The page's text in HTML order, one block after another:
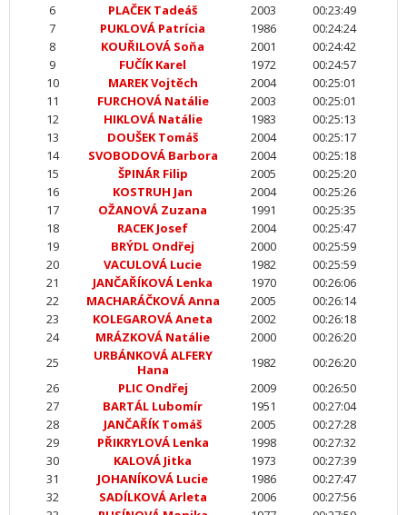
6
PLAČEK Tadeáš 2003
00:23:49
7
PUKLOVÁ Patrícia 1986
00:24:24
8
KOUŘILOVÁ Soňa 2001
00:24:42
9
FUČÍK Karel 1972
00:24:57
10
MAREK Vojtěch 2004
00:25:01
11
FURCHOVÁ Natálie 2003
00:25:01
12
HIKLOVÁ Natálie 1983
00:25:13
13
DOUŠEK Tomáš 2004
00:25:17
14
SVOBODOVÁ Barbora 2004
00:25:18
15
ŠPINÁR Filip 2005
00:25:20
16
KOSTRUH Jan 2004
00:25:26
17
OŽANOVÁ Zuzana 1991
00:25:35
18
RACEK Josef 2004
00:25:47
19
BRÝDL Ondřej 2000
00:25:59
20
VACULOVÁ Lucie 1982
00:25:59
21
JANČAŘÍKOVÁ Lenka 1970
00:26:06
22
MACHARÁČKOVÁ Anna 2005
00:26:14
23
KOLEGAROVÁ Aneta 2002
00:26:18
24
MRÁZKOVÁ Natálie 2000
00:26:20
25
URBÁNKOVÁ ALFERY
Hana
1982
00:26:20
26
PLIC Ondřej 2009
00:26:50
27
BARTÁL Lubomír 1951
00:27:04
28
JANČAŘÍK Tomáš 2005
00:27:28
29
PŘIKRYLOVÁ Lenka 1998
00:27:32
30
KALOVÁ Jitka 1973
00:27:39
31
JOHANÍKOVÁ Lucie 1986
00:27:47
32
SADÍLKOVÁ Arleta 2006
00:27:56